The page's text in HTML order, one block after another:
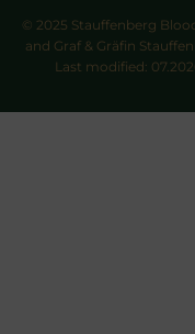
© 2025 Stauffenberg
and Graf & Gräfin
Last modified: